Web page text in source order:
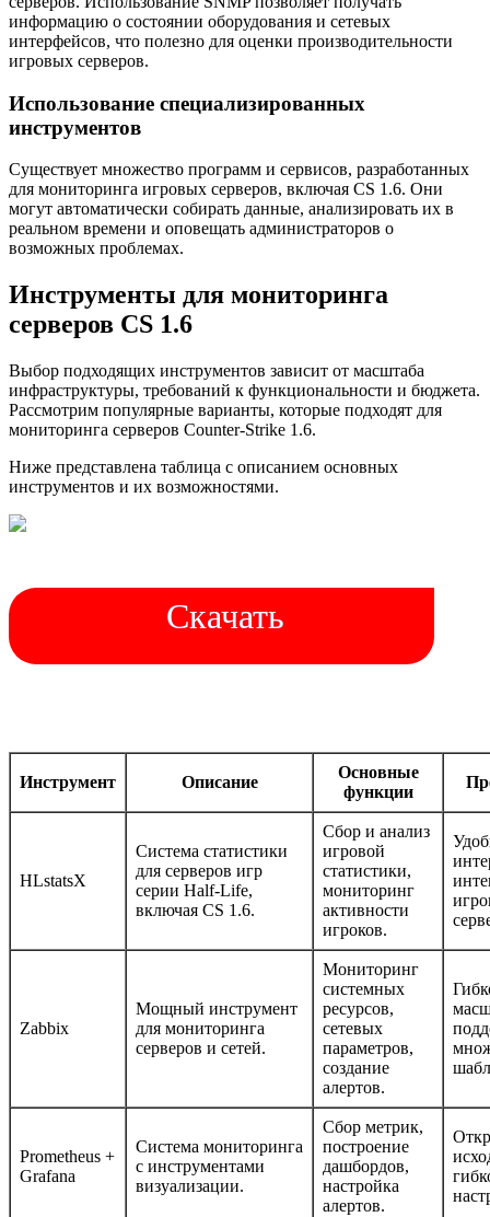
информацию о состоянии оборудования и сетевых
интерфейсов, что полезно для оценки производительности
игровых серверов.
Использование специализированных
инструментов
Существует множество программ и сервисов, разработанных
для мониторинга игровых серверов, включая CS 1.6. Они
могут автоматически собирать данные, анализировать их в
реальном времени и оповещать администраторов о
возможных проблемах.
Инструменты для мониторинга
серверов CS 1.6
Выбор подходящих инструментов зависит от масштаба
инфраструктуры, требований к функциональности и бюджета.
Рассмотрим популярные варианты, которые подходят для
мониторинга серверов Counter-Strike 1.6.
Ниже представлена таблица с описанием основных
инструментов и их возможностями.
Скачать
Инструмент Описание
Основные
функции
HLstatsX
Система статистики
для серверов игр
серии Half-Life,
включая CS 1.6.
Сбор и анализ
игровой
статистики,
мониторинг
активности
игроков.
Zabbix
Мощный инструмент
для мониторинга
серверов и сетей.
Мониторинг
системных
ресурсов,
сетевых
параметров,
создание
алертов.
Prometheus +
Grafana
Система мониторинга
с инструментами
визуализации.
Сбор метрик,
построение
дашбордов,
настройка
алертов.